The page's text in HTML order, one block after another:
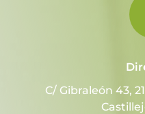
C/ Gibraleón 43,